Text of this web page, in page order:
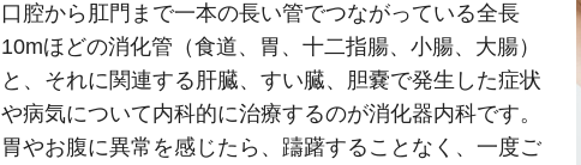
口腔から肛門まで一本の長い管でつながっている全長
10mほどの消化管（食道、胃、十二指腸、小腸、大腸）
と、それに関連する肝臓、すい臓、胆嚢で発生した症状
や病気について内科的に治療するのが消化器内科です。
胃やお腹に異常を感じたら、躊躇することなく、一度ご